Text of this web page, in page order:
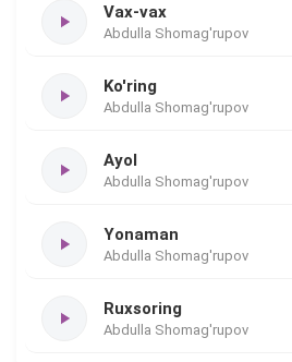
Vax-vax
Abdulla Shomag'rupov
Ko'ring
Abdulla Shomag'rupov
Ayol
Abdulla Shomag'rupov
Yonaman
Abdulla Shomag'rupov
Ruxsoring
Abdulla Shomag'rupov